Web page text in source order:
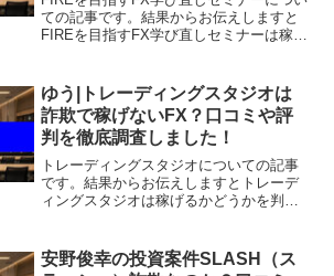
ての記事です。結果からお伝えしますと
FIREを目指すFX学び直しセミナーは稼げ
果になりました。こちらの案件に関して
今すぐ知りた...
ゆう|トレーディングスタジオは
詐欺で稼げないFX？口コミや評
判を徹底調査しました！
トレーディングスタジオについての記事
です。結果からお伝えしますとトレーデ
ィングスタジオは稼げるかどうかを判断
という結果になりました。こちらの案件
に関して今すぐ知りたいと...
安野俊幸の投資案件SLASH（ス